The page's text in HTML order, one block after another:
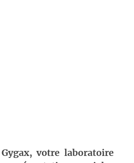
votre laboratoire